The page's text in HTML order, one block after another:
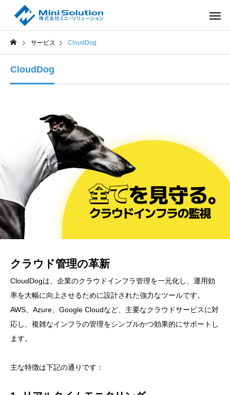
サービス CloudDog
CloudDog
クラウド管理の革新
CloudDogは、企業のクラウドインフラ管理を一元化し、運用効
率を大幅に向上させるために設計された強力なツールです。
AWS、Azure、Google Cloudなど、主要なクラウドサービスに対
応し、複雑なインフラの管理をシンプルかつ効果的にサポートし
ます。
主な特徴は下記の通りです：